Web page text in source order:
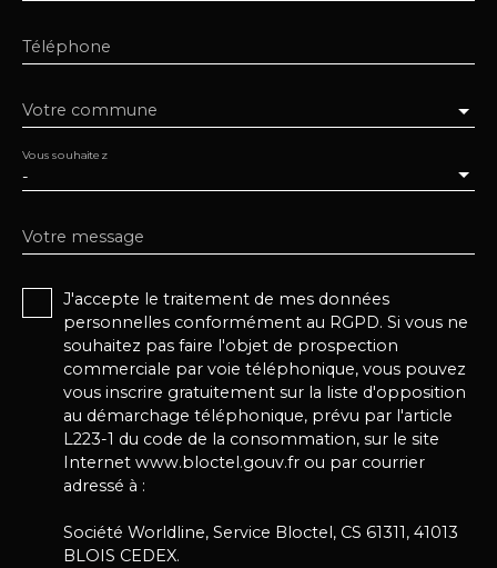
Téléphone
Votre commune
-
Vous souhaitez
Votre message
J'accepte le traitement de mes données
personnelles conformément au RGPD. Si vous ne
souhaitez pas faire l'objet de prospection
commerciale par voie téléphonique, vous pouvez
vous inscrire gratuitement sur la liste d'opposition
au démarchage téléphonique, prévu par l'article
L223-1 du code de la consommation, sur le site
Internet www.bloctel.gouv.fr ou par courrier
adressé à :
Société Worldline, Service Bloctel, CS 61311, 41013
BLOIS CEDEX.